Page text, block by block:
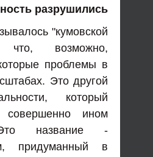
разрушились
"кумовской
что, возможно,
проблемы в
Это другой
который
совершенно ином
название -
придуманный в